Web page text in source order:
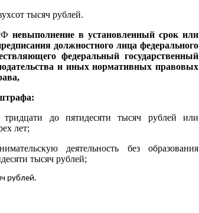
тысяч рублей.
невыполнение в установленный срок или
должностного лица федерального
федеральный государственный
и иных нормативных правовых
до пятидесяти тысяч рублей или
лет;
деятельность без образования
тысяч рублей;
рублей.